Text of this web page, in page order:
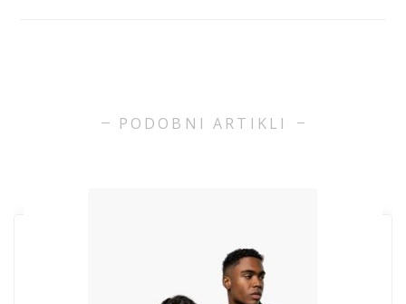
PODOBNI ARTIKLI